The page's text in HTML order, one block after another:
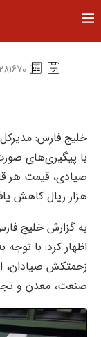
خلیج فارس:
با پیگیری‌های
هزار ریال کاهش
به گزارش خلیج
اظهار کرد: با
زحمتکش صیادان،
صنعت، معدن و